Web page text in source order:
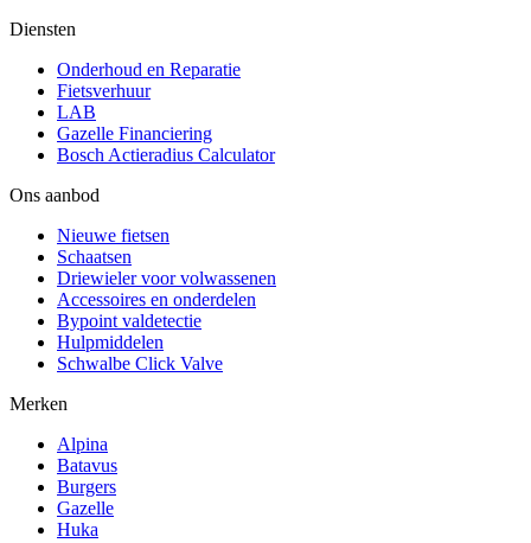
Diensten
Onderhoud en Reparatie
Fietsverhuur
LAB
Gazelle Financiering
Bosch Actieradius Calculator
Ons aanbod
Nieuwe fietsen
Schaatsen
Driewieler voor volwassenen
Accessoires en onderdelen
Bypoint valdetectie
Hulpmiddelen
Schwalbe Click Valve
Merken
Alpina
Batavus
Burgers
Gazelle
Huka